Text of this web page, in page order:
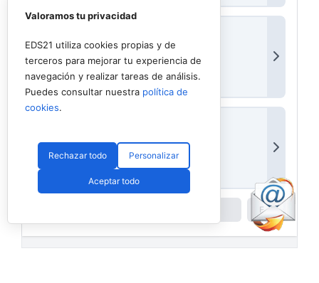
Valoramos tu privacidad
EDS21 utiliza cookies propias y de
terceros para mejorar tu experiencia de
navegación y realizar tareas de análisis.
Puedes consultar nuestra política de
cookies.
Rechazar todo Personalizar
Aceptar todo